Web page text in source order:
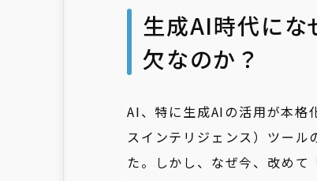
生成AI時代に
欠なのか？
AI、特に生成AIの活用が本格
スインテリジェンス）ツール
た。しかし、なぜ今、改めて